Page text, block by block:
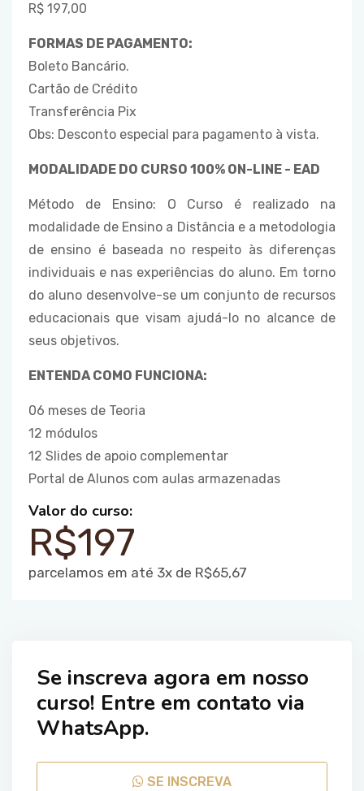
R$ 197,00
FORMAS DE PAGAMENTO:
Boleto Bancário.
Cartão de Crédito
Transferência Pix
Obs: Desconto especial para pagamento à vista.
MODALIDADE DO CURSO 100% ON-LINE - EAD
Método de Ensino: O Curso é realizado na
modalidade de Ensino a Distância e a metodologia
de ensino é baseada no respeito às diferenças
individuais e nas experiências do aluno. Em torno
do aluno desenvolve-se um conjunto de recursos
educacionais que visam ajudá-lo no alcance de
seus objetivos.
ENTENDA COMO FUNCIONA:
06 meses de Teoria
12 módulos
12 Slides de apoio complementar
Portal de Alunos com aulas armazenadas
Valor do curso:
R$197
parcelamos em até 3x de R$65,67
Se inscreva agora em nosso
curso! Entre em contato via
WhatsApp.
SE INSCREVA